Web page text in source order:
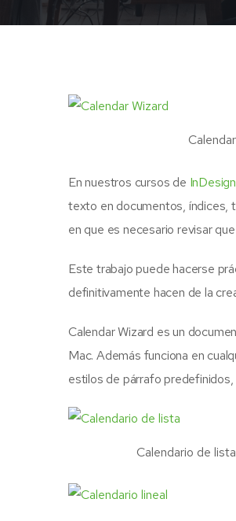
En nuestros cursos de InDesign
texto en documentos, índices,
en que es necesario revisar
Este trabajo puede hacerse
definitivamente hacen de la
Calendar Wizard es un
Mac. Además funciona en
estilos de párrafo
Calendario de lista